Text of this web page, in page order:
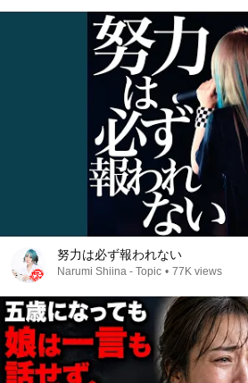
努力は必ず報われない
Narumi Shiina - Topic • 77K views